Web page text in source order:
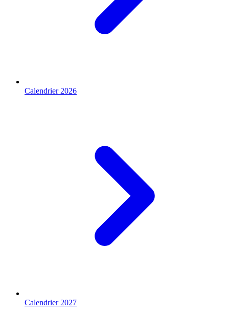
Calendrier 2026
Calendrier 2027